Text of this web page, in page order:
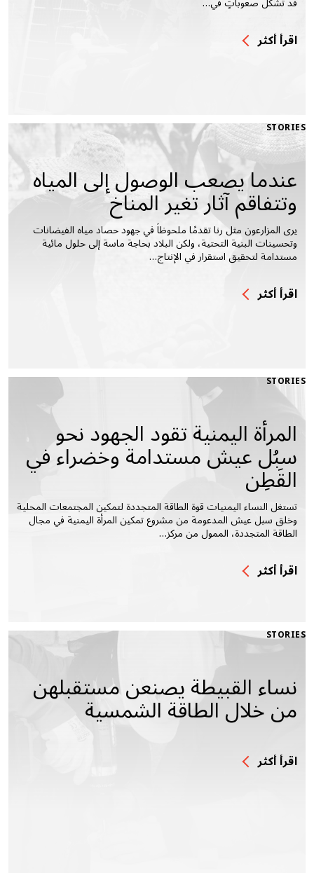
اقرأ أكثر
STORIES
عندما يصعب الوصول إلى المياه
وتتفاقم آثار تغير المناخ
يرى المزارعون مثل رنا تقدمًا ملحوظاً في جهود حصاد مياه الفيضانات
وتحسينات البنية التحتية، ولكن البلاد بحاجة ماسة إلى حلول مائية
مستدامة لتحقيق استقرار في الإنتاج…
اقرأ أكثر
STORIES
المرأة اليمنية تقود الجهود نحو
سبُل عيش مستدامة وخضراء في
القَطِن
تستغل النساء اليمنيات قوة الطاقة المتجددة لتمكين المجتمعات المحلية
وخلق سبل عيش المدعومة من مشروع تمكين المرأة اليمنية في مجال
الطاقة المتجددة، الممول من مركز…
اقرأ أكثر
STORIES
نساء القبيطة يصنعن مستقبلهن
من خلال الطاقة الشمسية
اقرأ أكثر